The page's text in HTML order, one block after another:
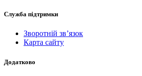
Служба підтримки
Зворотній зв’язок
Карта сайту
Додатково